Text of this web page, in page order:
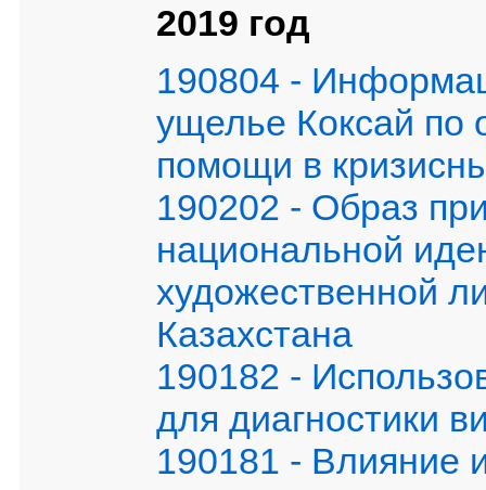
2019 год
190804 -
ущелье Коксай по
помощи в
190202 - Образ
национальной
художественной
Казахстана
190182 -
для диагностики
190181 - Влияние